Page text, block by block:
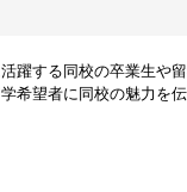
躍する同校の卒業生や
希望者に同校の魅力を